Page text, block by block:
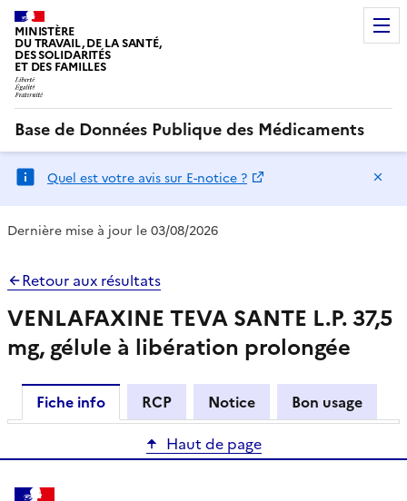
MINISTÈRE
DU TRAVAIL, DE LA SANTÉ,
DES SOLIDARITÉS
ET DES FAMILLES
Base de Données Publique des Médicaments
Quel est votre avis sur E-notice ?
Dernière mise à jour le 03/08/2026
Retour aux résultats
VENLAFAXINE TEVA SANTE L.P. 37,5
mg, gélule à libération prolongée
Fiche info RCP Notice
Bon usage
Haut de page